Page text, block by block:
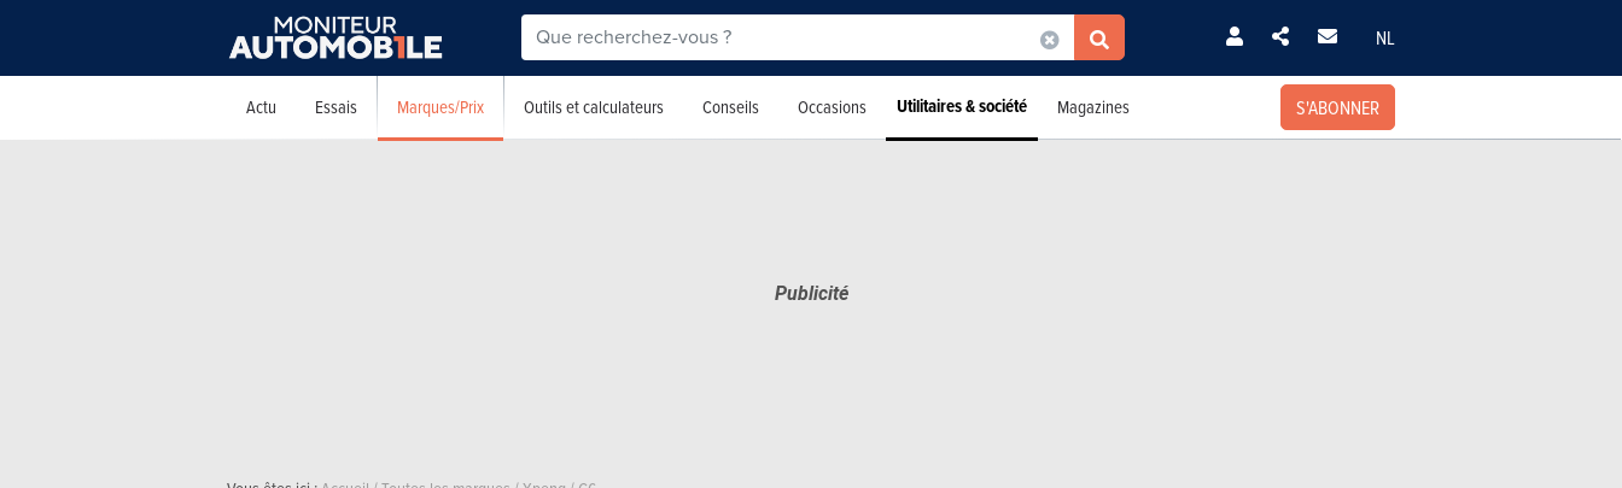
NL
Actu Essais Marques/Prix Outils et calculateurs Conseils Occasions Utilitaires & société Magazines S'ABONNER